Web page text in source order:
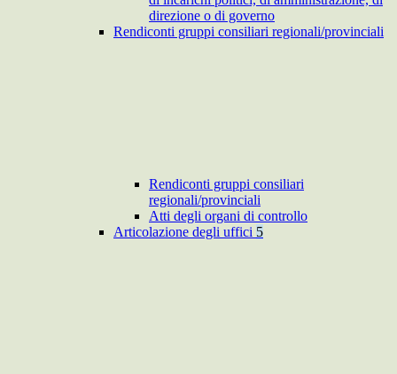
direzione o di governo
Rendiconti gruppi consiliari regionali/provinciali
Rendiconti gruppi consiliari
regionali/provinciali
Atti degli organi di controllo
Articolazione degli uffici 5